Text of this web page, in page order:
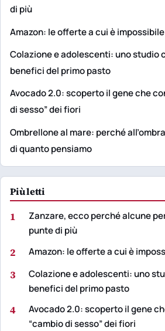
di più
Amazon: le offerte a cui è
Colazione e adolescenti: uno studio
benefici del primo pasto
Avocado 2.0: scoperto il gene che
di sesso” dei fiori
Ombrellone al mare: perché
di quanto pensiamo
Più letti
1
Zanzare, ecco perché alcune
punte di più
2 Amazon: le offerte a cui è
3
Colazione e adolescenti: uno
benefici del primo pasto
4
Avocado 2.0: scoperto il gene
“cambio di sesso” dei fiori